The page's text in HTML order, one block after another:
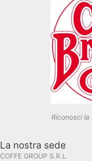
Riconosci
La nostra sede
COFFE GROUP S.R.L